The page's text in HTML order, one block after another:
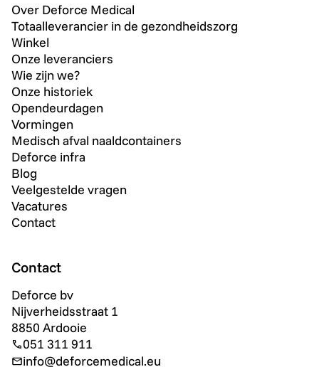
Over Deforce Medical
Totaalleverancier in de gezondheidszorg
Winkel
Onze leveranciers
Wie zijn we?
Onze historiek
Opendeurdagen
Vormingen
Medisch afval naaldcontainers
Deforce infra
Blog
Veelgestelde vragen
Vacatures
Contact
Contact
Deforce bv
Nijverheidsstraat 1
8850 Ardooie
051 311 911
info@deforcemedical.eu